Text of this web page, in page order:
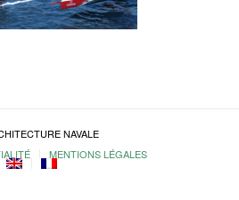
NAVALE
MENTIONS LÉGALES